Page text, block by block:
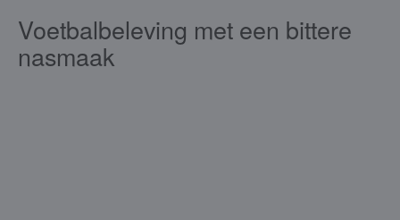
Voetbalbeleving met een bittere
nasmaak